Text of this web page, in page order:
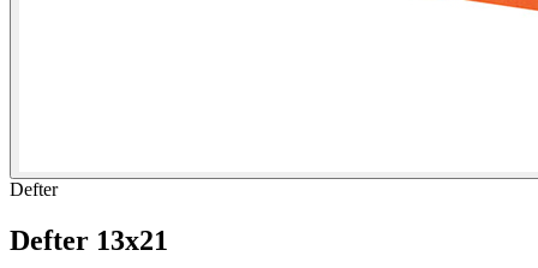
Defter
Defter 13x21